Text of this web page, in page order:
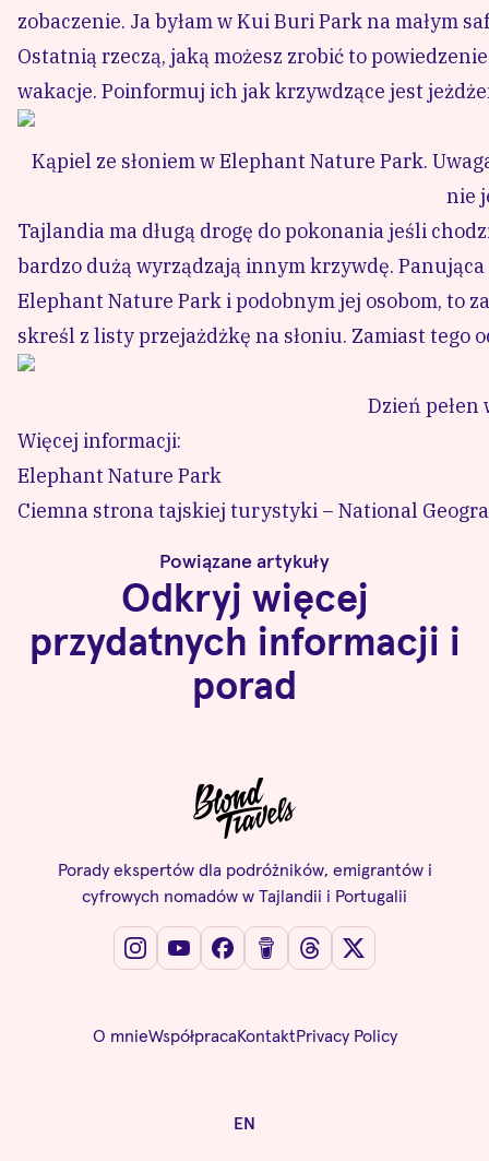
zobaczenie. Ja byłam wKui Buri Parkna małym
Ostatnią rzeczą, jaką możesz zrobić to
wakacje. Poinformuj ich jak krzywdzące jest
Kąpiel ze słoniem w Elephant Nature Park.
nie
Tajlandia ma długą drogę do pokonania jeśli
bardzo dużą wyrządzają innym krzywdę.
Elephant Nature Park i podobnym jej osobom, to
skreśl z listy przejażdżkę na słoniu. Zamiast tego
Dzień
Więcej informacji:
Elephant Nature Park
Ciemna strona tajskiej turystyki – National
Powiązane artykuły
Odkryj więcej
przydatnych informacji i
porad
Porady ekspertów dla podróżników, emigrantów i
cyfrowych nomadów w Tajlandii i Portugalii
O mnieWspółpracaKontaktPrivacy Policy
EN